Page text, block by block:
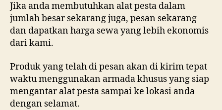
Jika anda membutuhkan alat pesta dalam
jumlah besar sekarang juga, pesan sekarang
dan dapatkan harga sewa yang lebih ekonomis
dari kami.
Produk yang telah di pesan akan di kirim tepat
waktu menggunakan armada khusus yang siap
mengantar alat pesta sampai ke lokasi anda
dengan selamat.